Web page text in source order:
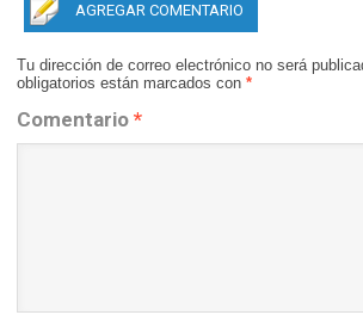
AGREGAR COMENTARIO
Tu dirección de correo electrónico no será
obligatorios están marcados con *
Comentario *